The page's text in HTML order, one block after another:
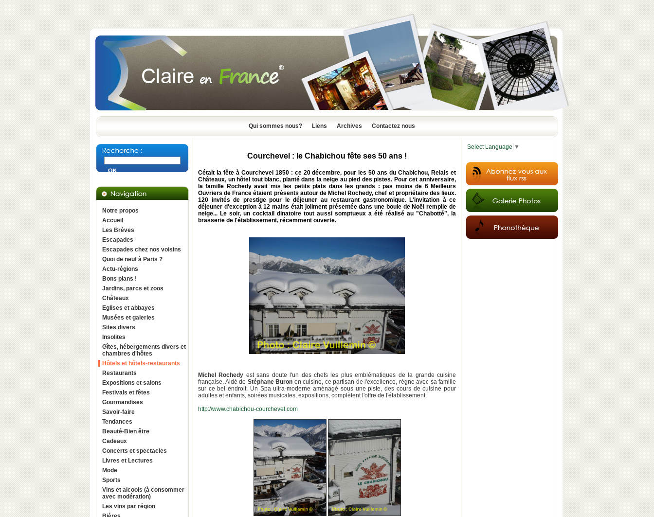
Qui sommes nous? Liens Archives Contactez nous
Notre propos
Accueil
Les Brèves
Escapades
Escapades chez nos voisins
Quoi de neuf à Paris ?
Actu-régions
Bons plans !
Jardins, parcs et zoos
Châteaux
Eglises et abbayes
Musées et galeries
Sites divers
Insolites
Gîtes, hébergements divers et
chambres d'hôtes
Hôtels et hôtels-restaurants
Restaurants
Expositions et salons
Festivals et fêtes
Gourmandises
Savoir-faire
Tendances
Beauté-Bien être
Cadeaux
Concerts et spectacles
Livres et Lectures
Mode
Sports
Vins et alcools (à consommer
avec modération)
Les vins par région
Courchevel : le Chabichou fête ses 50 ans !
Cétait la fête à Courchevel 1850 : ce 20 décembre, pour les 50 ans du Chabichou, Relais et
Châteaux, un hôtel tout blanc, planté dans la neige au pied des pistes. Pour cet anniversaire,
la famille Rochedy avait mis les petits plats dans les grands : pas moins de 6 Meilleurs
Ouvriers de France étaient présents autour de Michel Rochedy, chef et propriétaire des lieux.
120 invités de prestige pour le déjeuner au restaurant gastronomique. L'invitation à ce
déjeuner d'exception à 12 mains était joliment présentée dans une boule de Noël remplie de
neige... Le soir, un cocktail dinatoire tout aussi somptueux a été réalisé au "Chabotté", la
brasserie de l'établissement, récemment ouverte.
Michel Rochedy est sans doute l'un des chefs les plus emblématiques de la grande cuisine
française. Aidé de Stéphane Buron en cuisine, ce partisan de l'excellence, régne avec sa famille
sur ce bel endroit. Un Spa ultra-moderne aménagé sous une piste, des cours de cuisine pour
adultes et enfants, soirées musicales, expositions, complètent l'offre de l'établissement.
http://www.chabichou-courchevel.com
Select Language ▼